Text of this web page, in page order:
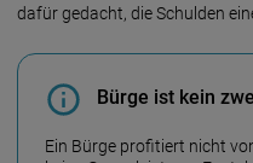
dafür gedacht, die Schulden
Bürge ist kein
Ein Bürge profitiert nicht